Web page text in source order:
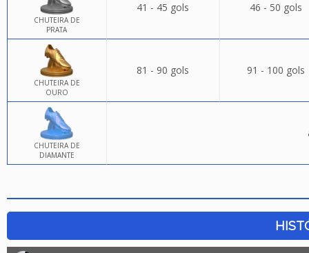
CHUTEIRA DE
PRATA
41 - 45 gols 46 - 50 gols
CHUTEIRA DE
OURO
81 - 90 gols 91 - 100 gols
CHUTEIRA DE
DIAMANTE